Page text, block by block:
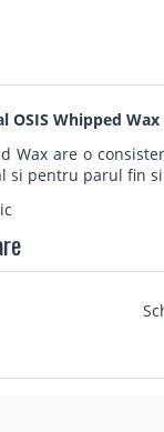
OSIS Whipped
Wax are o
si pentru parul fin